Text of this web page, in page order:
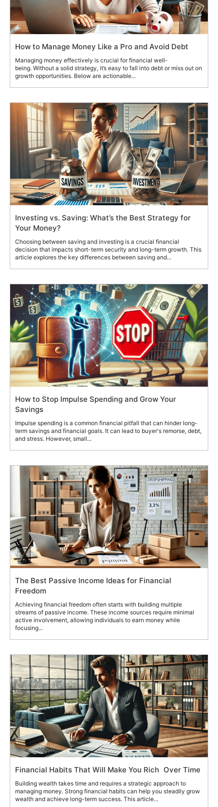
How to Manage Money Like a Pro and Avoid Debt
Managing money effectively is crucial for financial well-
being. Without a solid strategy, it’s easy to fall into debt or miss out on
growth opportunities. Below are actionable...
Investing vs. Saving: What’s the Best Strategy for
Your Money?
Choosing between saving and investing is a crucial financial
decision that impacts short-term security and long-term growth. This
article explores the key differences between saving and...
How to Stop Impulse Spending and Grow Your
Savings
Impulse spending is a common financial pitfall that can hinder long-
term savings and financial goals. It can lead to buyer's remorse, debt,
and stress. However, small...
The Best Passive Income Ideas for Financial
Freedom
Achieving financial freedom often starts with building multiple
streams of passive income. These income sources require minimal
active involvement, allowing individuals to earn money while
focusing...
Financial Habits That Will Make You Rich Over Time
Building wealth takes time and requires a strategic approach to
managing money. Strong financial habits can help you steadily grow
wealth and achieve long-term success. This article...